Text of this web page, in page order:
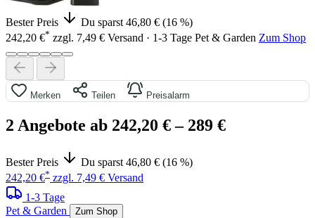
Bester Preis
Du sparst 46,80 € (16 %)
242,20 €* zzgl. 7,49 € Versand · 1-3 Tage Pet & Garden Zum Shop
Merken Teilen Preisalarm
2 Angebote ab 242,20 €– 289 €
Bester Preis
Du sparst 46,80 € (16 %)
242,20 €* zzgl. 7,49 € Versand
1-3 Tage
Pet & Garden
Zum Shop